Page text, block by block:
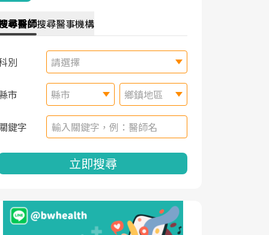
尋醫師搜尋醫事機構
別 請選擇
市 縣市 鄉鎮地區
鍵字
立即搜尋